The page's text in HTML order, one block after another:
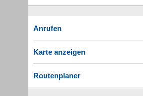
Anrufen
Karte anzeigen
Routenplaner